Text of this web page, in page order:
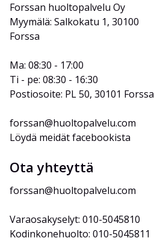
Forssan huoltopalvelu Oy
Myymälä: Salkokatu 1, 30100
Forssa
Ma: 08:30 - 17:00
Ti - pe: 08:30 - 16:30
Postiosoite: PL 50, 30101 Forssa
forssan@huoltopalvelu.com
Löydä meidät facebookista
Ota yhteyttä
forssan@huoltopalvelu.com
Varaosakyselyt: 010-5045810
Kodinkonehuolto: 010-5045811